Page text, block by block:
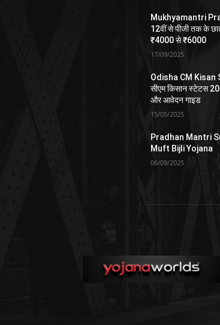
Mukhyamantri
12वीं से पीजी तक के
₹4000 से ₹6000
17/09/2025
Odisha CM Kisan
सीएम किसान स्टेटस
और आवेदन गाइड
15/05/2025
Pradhan Mantri
Muft Bijli Yojana
06/09/2025